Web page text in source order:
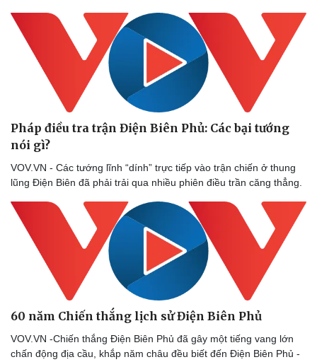
Pháp điều tra trận Điện Biên Phủ: Các bại tướng
nói gì?
VOV.VN - Các tướng lĩnh “dính” trực tiếp vào trận chiến ở thung
lũng Điện Biên đã phải trải qua nhiều phiên điều trần căng thẳng.
60 năm Chiến thắng lịch sử Điện Biên Phủ
VOV.VN -Chiến thắng Ðiện Biên Phủ đã gây một tiếng vang lớn
chấn động địa cầu, khắp năm châu đều biết đến Ðiện Biên Phủ -